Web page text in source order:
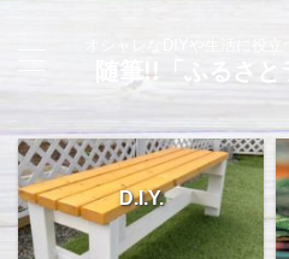
随筆!!「ふるさと
D.I.Y.